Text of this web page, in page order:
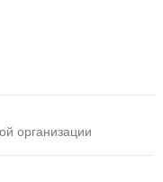
организации